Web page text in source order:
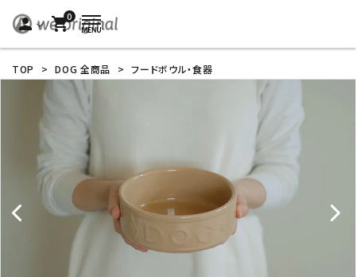
person 0
shopping_cart
TOP > DOG 全商品 > フードボウル・食器